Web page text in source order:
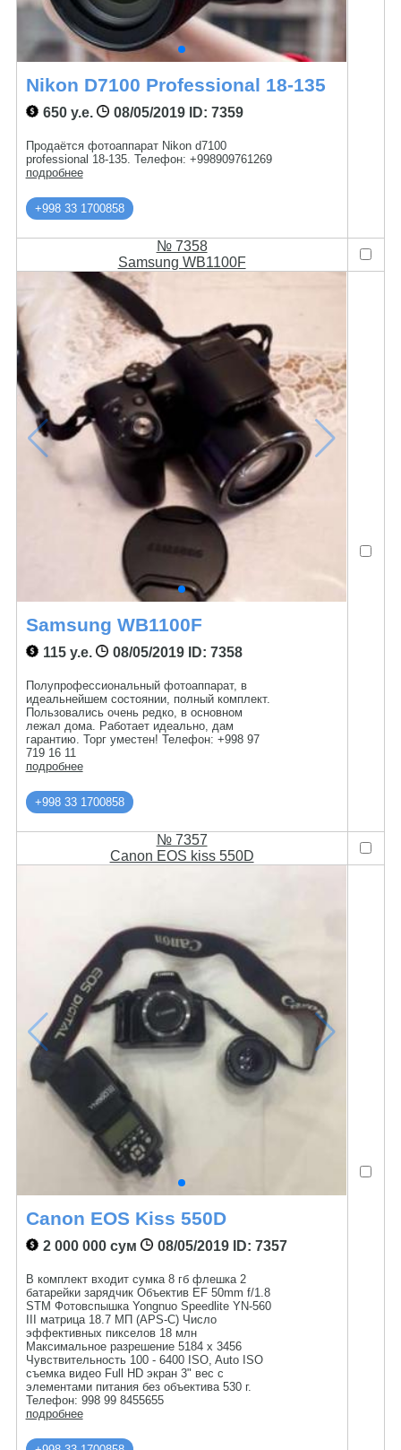
Nikon D7100 Professional 18-135
650 у.е. 08/05/2019ID: 7359
Продаётся фотоаппарат Nikon d7100
professional 18-135. Телефон: +998909761269
подробнее
+998 33 1700858
№ 7358
Samsung WB1100F
Samsung WB1100F
115 у.е. 08/05/2019ID: 7358
Полупрофессиональный фотоаппарат, в
идеальнейшем состоянии, полный комплект.
Пользовались очень редко, в основном
лежал дома. Работает идеально, дам
гарантию. Торг уместен! Телефон: +998 97
719 16 11
подробнее
+998 33 1700858
№ 7357
Canon EOS kiss 550D
Canon EOS Kiss 550D
2 000 000 сум 08/05/2019ID: 7357
В комплект входит сумка 8 гб флешка 2
батарейки зарядчик Объектив EF 50mm f/1.8
STM Фотовспышка Yongnuo Speedlite YN-560
III матрица 18.7 МП (APS-C) Число
эффективных пикселов 18 млн
Максимальное разрешение 5184 x 3456
Чувствительность 100 - 6400 ISO, Auto ISO
съемка видео Full HD экран 3" вес с
элементами питания без объектива 530 г.
Телефон: 998 99 8455655
подробнее